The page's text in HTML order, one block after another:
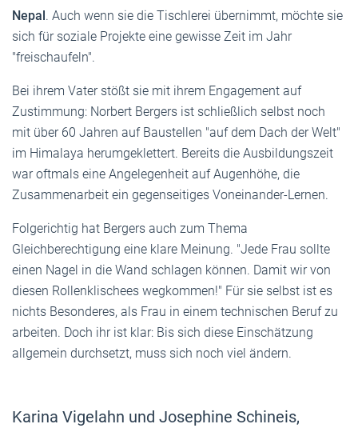
Nepal . Auch wenn sie die Tischlerei übernimmt, möchte sie
sich für soziale Projekte eine gewisse Zeit im Jahr
"freischaufeln".
Bei ihrem Vater stößt sie mit ihrem Engagement auf
Zustimmung: Norbert Bergers ist schließlich selbst noch
mit über 60 Jahren auf Baustellen "auf dem Dach der Welt"
im Himalaya herumgeklettert. Bereits die Ausbildungszeit
war oftmals eine Angelegenheit auf Augenhöhe, die
Zusammenarbeit ein gegenseitiges Voneinander-Lernen.
Folgerichtig hat Bergers auch zum Thema
Gleichberechtigung eine klare Meinung. "Jede Frau sollte
einen Nagel in die Wand schlagen können. Damit wir von
diesen Rollenklischees wegkommen!" Für sie selbst ist es
nichts Besonderes, als Frau in einem technischen Beruf zu
arbeiten. Doch ihr ist klar: Bis sich diese Einschätzung
allgemein durchsetzt, muss sich noch viel ändern.
Karina Vigelahn und Josephine Schineis,